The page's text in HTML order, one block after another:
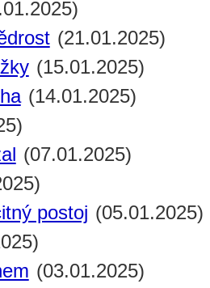
(21.01.2025)
(15.01.2025)
(14.01.2025)
(07.01.2025)
postoj (05.01.2025)
(03.01.2025)